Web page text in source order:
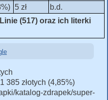
5 zł
b.d.
(517) oraz ich literki
385 złotych (4,85%)
katalog-zdrapek/super-